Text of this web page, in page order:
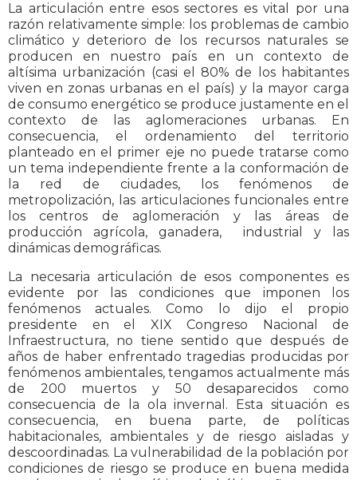
La articulación entre esos sectores es vital por una
razón relativamente simple: los problemas de cambio
climático y deterioro de los recursos naturales se
producen en nuestro país en un contexto de
altísima urbanización (casi el 80% de los habitantes
viven en zonas urbanas en el país) y la mayor carga
de consumo energético se produce justamente en el
contexto de las aglomeraciones urbanas. En
consecuencia, el ordenamiento del territorio
planteado en el primer eje no puede tratarse como
un tema independiente frente a la conformación de
la red de ciudades, los fenómenos de
metropolización, las articulaciones funcionales entre
los centros de aglomeración y las áreas de
producción agrícola, ganadera, industrial y las
dinámicas demográficas.
La necesaria articulación de esos componentes es
evidente por las condiciones que imponen los
fenómenos actuales. Como lo dijo el propio
presidente en el XIX Congreso Nacional de
Infraestructura, no tiene sentido que después de
años de haber enfrentado tragedias producidas por
fenómenos ambientales, tengamos actualmente más
de 200 muertos y 50 desaparecidos como
consecuencia de la ola invernal. Esta situación es
consecuencia, en buena parte, de políticas
habitacionales, ambientales y de riesgo aisladas y
descoordinadas. La vulnerabilidad de la población por
condiciones de riesgo se produce en buena medida